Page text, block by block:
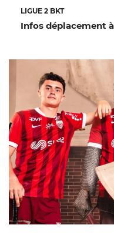
LIGUE 2 BKT
Infos déplacement